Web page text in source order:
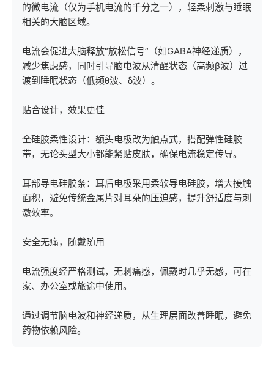
的微电流（仅为手机电流的千分之一），轻柔刺激与睡眠
相关的大脑区域。
电流会促进大脑释放“放松信号”（如GABA神经递质），
减少焦虑感，同时引导脑电波从清醒状态（高频β波）过
渡到睡眠状态（低频θ波、δ波）。
‌贴合设计，效果更佳‌
‌全硅胶柔性设计‌：额头电极改为触点式，搭配弹性硅胶
带，无论头型大小都能紧贴皮肤，确保电流稳定传导。
‌耳部导电硅胶条‌：耳后电极采用柔软导电硅胶，增大接触
面积，避免传统金属片对耳朵的压迫感，提升舒适度与刺
激效率。
‌安全无痛，随戴随用‌
电流强度经严格测试，无刺痛感，佩戴时几乎无感，可在
家、办公室或旅途中使用。
通过调节脑电波和神经递质，从生理层面改善睡眠，避免
药物依赖风险。